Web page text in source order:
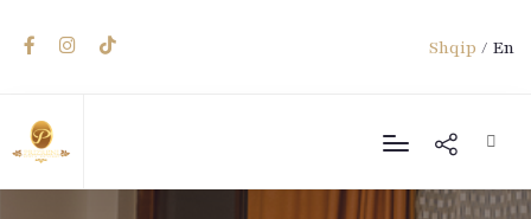
Shqip / En